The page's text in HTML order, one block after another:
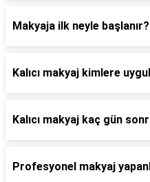
Makyaja ilk neyle başlanır?
Kalıcı makyaj kimlere
Kalıcı makyaj kaç gün
Profesyonel makyaj